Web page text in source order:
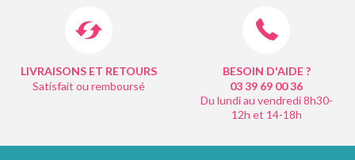
LIVRAISONS ET RETOURS
Satisfait ou remboursé
BESOIN D'AIDE ?
03 39 69 0036
Du lundi au vendredi 8h30-
12h et 14-18h